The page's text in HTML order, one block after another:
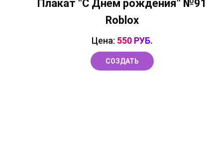
Плакат "С Днем рождения" №91
Roblox
Цена: 550 РУБ.
СОЗДАТЬ